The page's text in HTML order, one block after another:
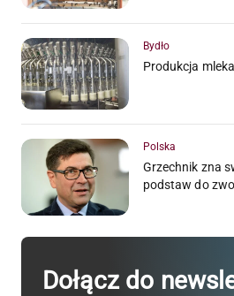
Bydło
Produkcja
Polska
Grzechnik zna
podstaw do
Dołącz do